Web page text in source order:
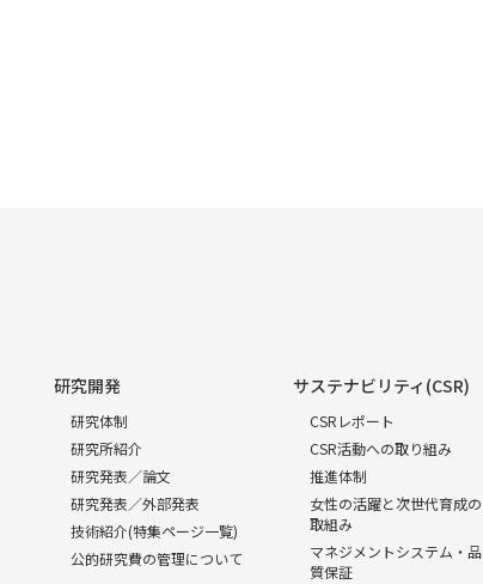
研究開発
研究体制
研究所紹介
研究発表／論文
研究発表／外部発表
技術紹介(特集ページ一覧)
公的研究費の管理について
サステナビリティ(CSR)
CSRレポート
CSR活動への取り組み
推進体制
女性の活躍と次世代育成の
取組み
マネジメントシステム・品
質保証